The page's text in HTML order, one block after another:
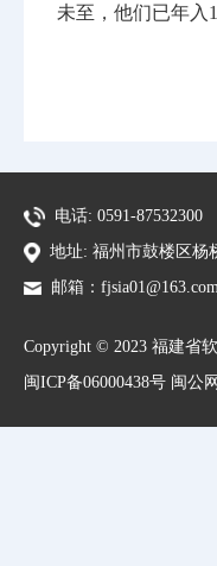
未至，他们已年入
电话: 0591-87532300
地址: 福州市鼓楼区杨
邮箱：
Copyright © 2023 福建省
闽ICP备06000438号 闽公